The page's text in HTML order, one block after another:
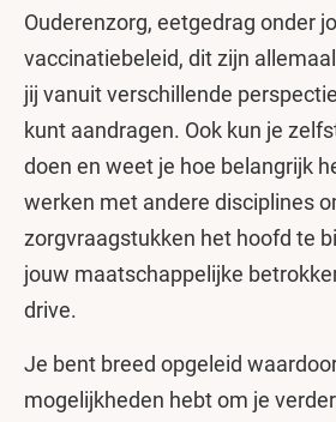
Ouderenzorg, eetgedrag onder
vaccinatiebeleid, dit zijn
jij vanuit verschillende
kunt aandragen. Ook kun je
doen en weet je hoe belangrijk
werken met andere disciplines
zorgvraagstukken het hoofd te
jouw maatschappelijke
drive.
Je bent breed opgeleid
mogelijkheden hebt om je